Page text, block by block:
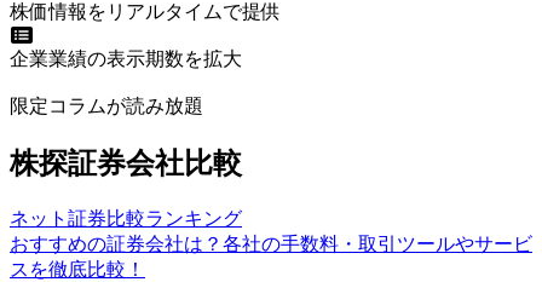
株価情報をリアルタイムで提供
企業業績の表示期数を拡大
限定コラムが読み放題
株探証券会社比較
ネット証券比較ランキング
おすすめの証券会社は？各社の手数料・取引ツールやサービ
スを徹底比較！